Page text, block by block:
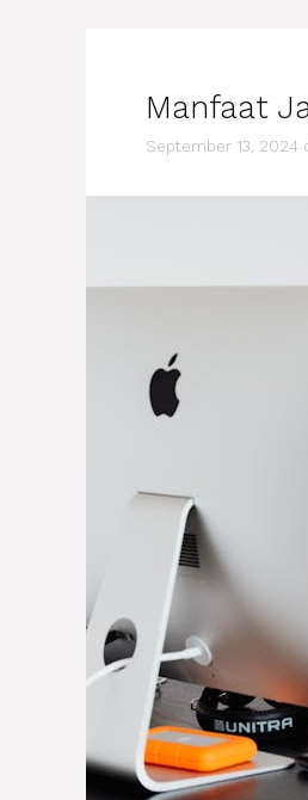
Manfaat
September 13, 2024